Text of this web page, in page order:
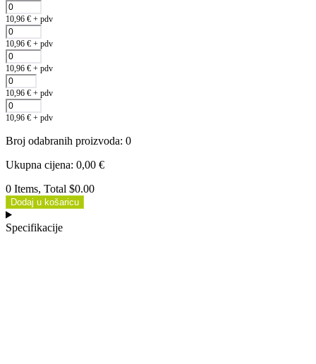
10,96 € + pdv
10,96 € + pdv
10,96 € + pdv
10,96 € + pdv
10,96 € + pdv
Broj odabranih proizvoda: 0
Ukupna cijena: 0,00 €
0 Items, Total $0.00
Dodaj u košaricu
Specifikacije